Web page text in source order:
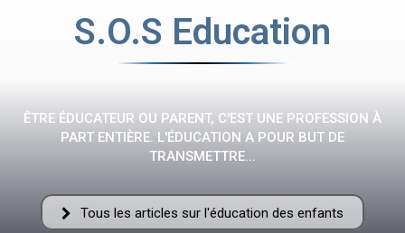
Fraternelle
–
AFF
S.O.S Education
ÊTRE ÉDUCATEUR OU PARENT, C'EST UNE PROFESSION À
PART ENTIÈRE. L'ÉDUCATION A POUR BUT DE
TRANSMETTRE...
Tous les articles sur l'éducation des enfants